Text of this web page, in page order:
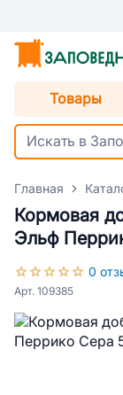
Товары
Главная
Кормовая
Эльф
0
Арт. 109385